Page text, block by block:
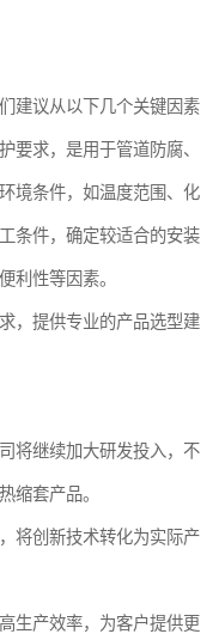
建议从以下几个关键因素
要求，是用于管道防腐、
境条件，如温度范围、化
条件，确定较适合的安装
利性等因素。
，提供专业的产品选型建
将继续加大研发投入，不
缩套产品。
将创新技术转化为实际产
生产效率，为客户提供更